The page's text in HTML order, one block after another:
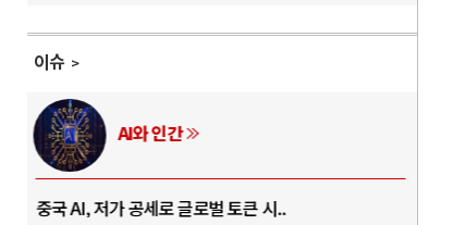
이슈
러시아-우크라이나 전쟁
전쟁의 추상화: 우크라이나, 대리전의 역..